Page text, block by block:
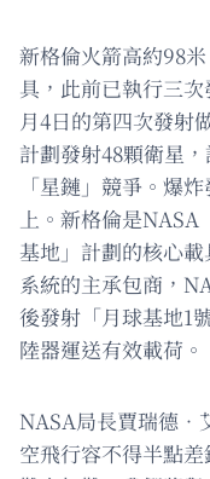
新格倫火箭高約98
具，此前已執行三
月4日的第四次發
計劃發射48顆衛星
「星鏈」競爭。爆
上。新格倫是
基地」計劃的核心
系統的主承包商，
後發射「月球基地1
陸器運送有效載荷。
NASA局長賈瑞德．
空飛行容不得半點